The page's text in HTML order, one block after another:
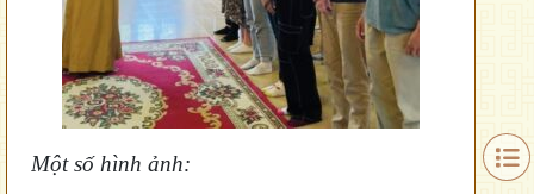
Một số hình ảnh: